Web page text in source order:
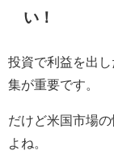
い！
投資で利益を出
集が重要です。
だけど米国市場
よね。